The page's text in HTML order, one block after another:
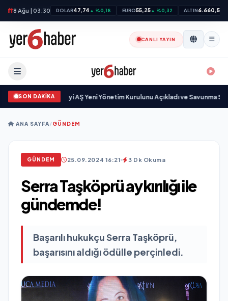
8 Ağu | 03:30 DOLAR47,74 ▲ %0,18 EURO55,25▲ %0,32 ALTIN6.660,55
CANLI YAYIN
SON DAKİKA
Sanayi AŞ Yeni Yönetim Kurulunu Açıkladı ve Savunma
ANA SAYFA/GÜNDEM
GÜNDEM 25.09.2024 16:21 3 Dk Okuma
Serra Taşköprü aykırılığı ile
gündemde!
Başarılı hukukçu Serra Taşköprü,
başarısını aldığı ödülle perçinledi.